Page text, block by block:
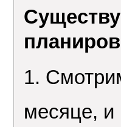
1.
месяце, и